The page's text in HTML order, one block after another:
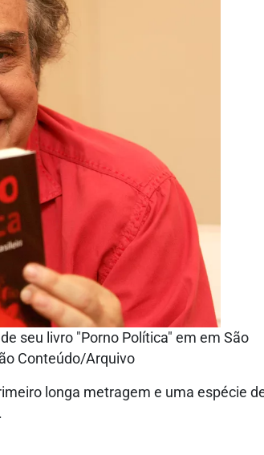
seu livro "Porno Política" em em São
Conteúdo/Arquivo
longa metragem e uma espécie